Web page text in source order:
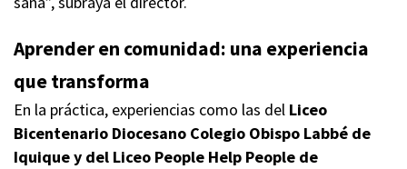
Aprender en comunidad: una experiencia
que transforma
En la práctica, experiencias como las del Liceo
Bicentenario Diocesano Colegio Obispo Labbé de
Iquique y del Liceo People Help People de